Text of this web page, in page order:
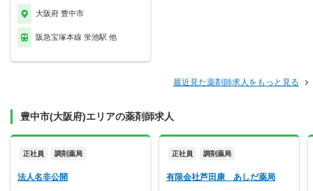
大阪府 豊中市
阪急宝塚本線 蛍池駅 他
最近見た薬剤師求人をもっと見る
豊中市(大阪府)エリアの薬剤師求人
正社員 調剤薬局
法人名非公開
正社員 調剤薬局
有限会社芦田康 あしだ薬局